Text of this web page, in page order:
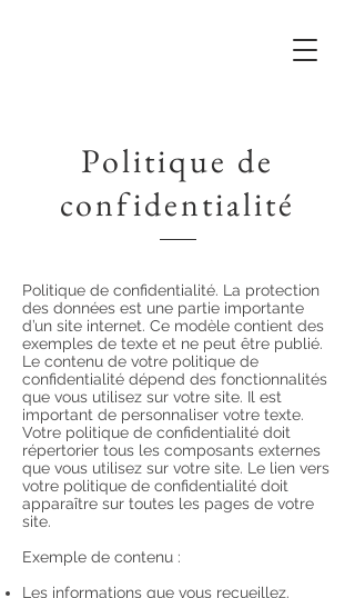
Politique de
confidentialité
Politique de confidentialité. La protection
des données est une partie importante
d’un site internet. Ce modèle contient des
exemples de texte et ne peut être publié.
Le contenu de votre politique de
confidentialité dépend des fonctionnalités
que vous utilisez sur votre site. Il est
important de personnaliser votre texte.
Votre politique de confidentialité doit
répertorier tous les composants externes
que vous utilisez sur votre site. Le lien vers
votre politique de confidentialité doit
apparaître sur toutes les pages de votre
site.
Exemple de contenu :
Les informations que vous recueillez.